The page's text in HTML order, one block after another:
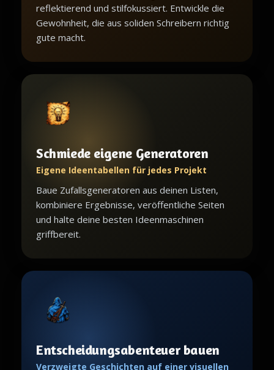
reflektierend und stilfokussiert. Entwickle die
Gewohnheit, die aus soliden Schreibern richtig
gute macht.
Schmiede eigene Generatoren
Eigene Ideentabellen für jedes Projekt
Baue Zufallsgeneratoren aus deinen Listen,
kombiniere Ergebnisse, veröffentliche Seiten
und halte deine besten Ideenmaschinen
griffbereit.
Entscheidungsabenteuer bauen
Verzweigte Geschichten auf einer visuellen